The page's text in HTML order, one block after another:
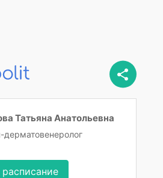
Татьяна Анатольевна
дерматовенеролог